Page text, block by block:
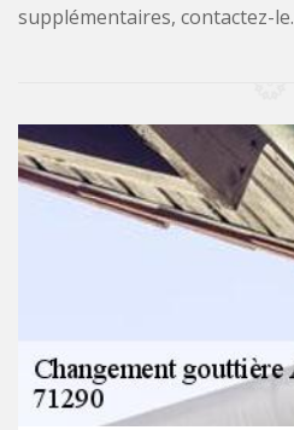
supplémentaires, contactez-le.